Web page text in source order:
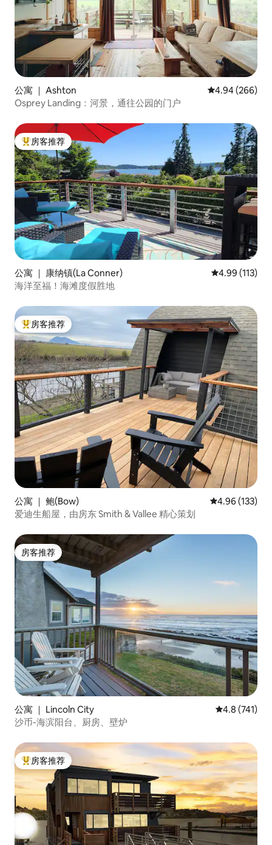
公寓 ｜ Ashton 平均评分 4.94
4.94 (266)
Osprey Landing：河景，通往公园的门户
热门「房客推荐」
房客推荐
公寓 ｜ 康纳镇(La Conner) 平均评分 4.99
4.99 (113)
海洋至福！海滩度假胜地
热门「房客推荐」
房客推荐
公寓 ｜ 鲍(Bow) 平均评分 4.96
4.96 (133)
爱迪生船屋，由房东 Smith & Vallee 精心策划
房客推荐
房客推荐
公寓 ｜ Lincoln City 平均评分 4.8
4.8 (741)
沙币-海滨阳台、厨房、壁炉
热门「房客推荐」
房客推荐